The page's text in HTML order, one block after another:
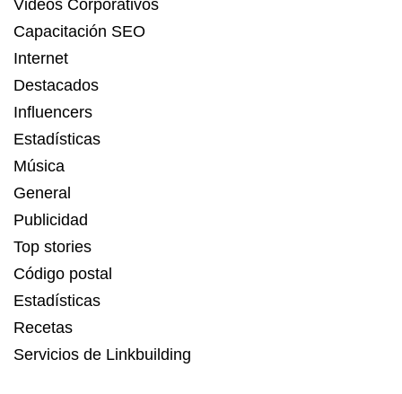
Videos Corporativos
Capacitación SEO
Internet
Destacados
Influencers
Estadísticas
Música
General
Publicidad
Top stories
Código postal
Estadísticas
Recetas
Servicios de Linkbuilding